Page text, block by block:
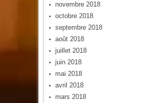
novembre 2018
octobre 2018
septembre 2018
août 2018
juillet 2018
juin 2018
mai 2018
avril 2018
mars 2018